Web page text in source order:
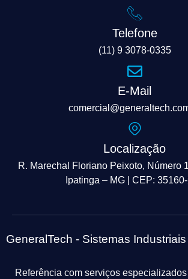
Telefone
(11) 9 3078-0335
E-Mail
Localização
R. Marechal Floriano Peixoto, Número
Ipatinga – MG | CEP:
GeneralTech - Sistemas
Referência com serviços